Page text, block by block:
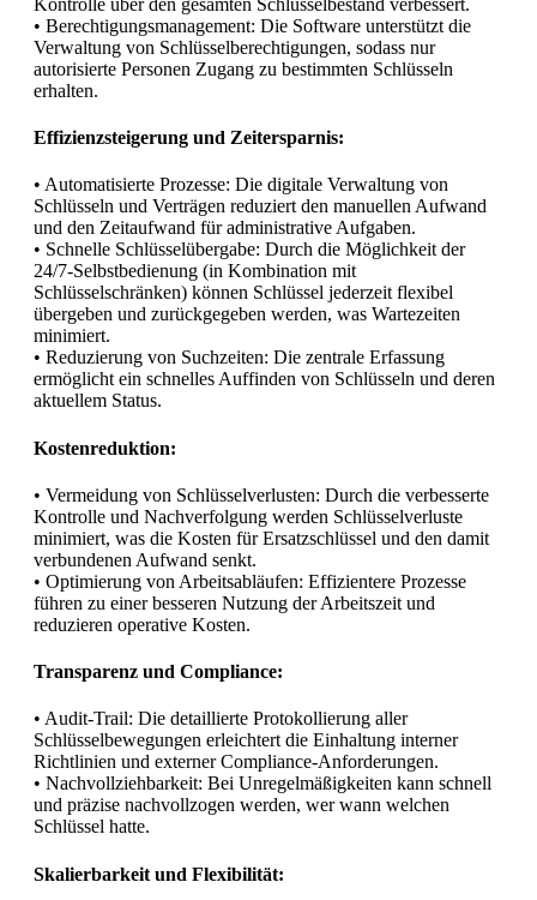
• Berechtigungsmanagement: Die Software unterstützt die
Verwaltung von Schlüsselberechtigungen, sodass nur
autorisierte Personen Zugang zu bestimmten Schlüsseln
erhalten.
Effizienzsteigerung und Zeitersparnis:
• Automatisierte Prozesse: Die digitale Verwaltung von
Schlüsseln und Verträgen reduziert den manuellen Aufwand
und den Zeitaufwand für administrative Aufgaben.
• Schnelle Schlüsselübergabe: Durch die Möglichkeit der
24/7-Selbstbedienung (in Kombination mit
Schlüsselschränken) können Schlüssel jederzeit flexibel
übergeben und zurückgegeben werden, was Wartezeiten
minimiert.
• Reduzierung von Suchzeiten: Die zentrale Erfassung
ermöglicht ein schnelles Auffinden von Schlüsseln und deren
aktuellem Status.
Kostenreduktion:
• Vermeidung von Schlüsselverlusten: Durch die verbesserte
Kontrolle und Nachverfolgung werden Schlüsselverluste
minimiert, was die Kosten für Ersatzschlüssel und den damit
verbundenen Aufwand senkt.
• Optimierung von Arbeitsabläufen: Effizientere Prozesse
führen zu einer besseren Nutzung der Arbeitszeit und
reduzieren operative Kosten.
Transparenz und Compliance:
• Audit-Trail: Die detaillierte Protokollierung aller
Schlüsselbewegungen erleichtert die Einhaltung interner
Richtlinien und externer Compliance-Anforderungen.
• Nachvollziehbarkeit: Bei Unregelmäßigkeiten kann schnell
und präzise nachvollzogen werden, wer wann welchen
Schlüssel hatte.
Skalierbarkeit und Flexibilität: